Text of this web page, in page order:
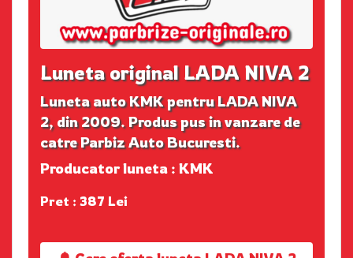
Luneta original LADA NIVA 2
Luneta auto KMK pentru LADA NIVA
2, din 2009. Produs pus in vanzare de
catre Parbiz Auto Bucuresti.
Producator luneta : KMK
Pret : 387 Lei